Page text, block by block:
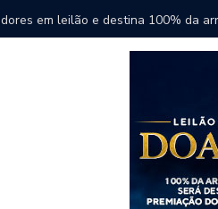
em leilão e destina 100% da